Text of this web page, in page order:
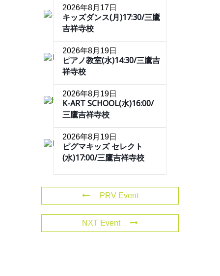
2026年8月17日
キッズダンス(月)17:30/三鷹
吉祥寺校
2026年8月19日
ピアノ教室(水)14:30/三鷹吉
祥寺校
2026年8月19日
K-ART SCHOOL(水)16:00/
三鷹吉祥寺校
2026年8月19日
ピグマキッズ セレクト
(水)17:00/三鷹吉祥寺校
PRV Event
NXT Event